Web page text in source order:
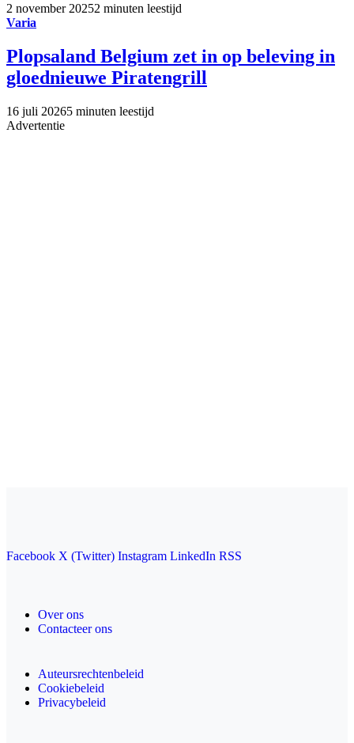
2 november 20252 minuten leestijd
Varia
Plopsaland Belgium zet in op beleving in
gloednieuwe Piratengrill
16 juli 20265 minuten leestijd
Advertentie
Facebook X (Twitter) Instagram LinkedIn RSS
Over ons
Contacteer ons
Auteursrechtenbeleid
Cookiebeleid
Privacybeleid